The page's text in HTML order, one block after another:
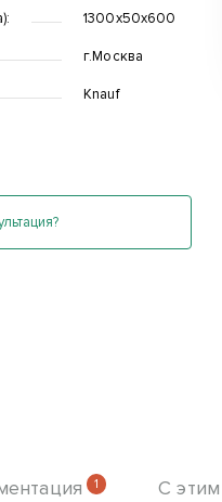
1300х50х600
г.Москва
Knauf
1 С